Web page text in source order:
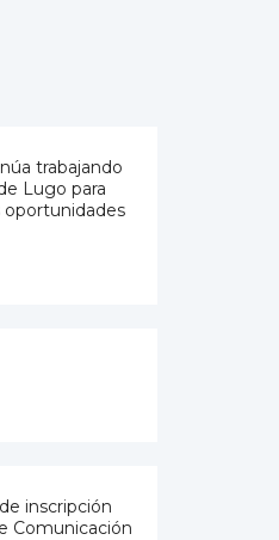
trabajando
Lugo para
oportunidades
inscripción
Comunicación